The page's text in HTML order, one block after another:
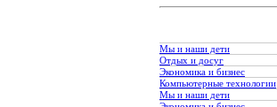
Мы и наши дети
Отдых и досуг
Экономика и бизнес
Компьютерные технологии
Мы и наши дети